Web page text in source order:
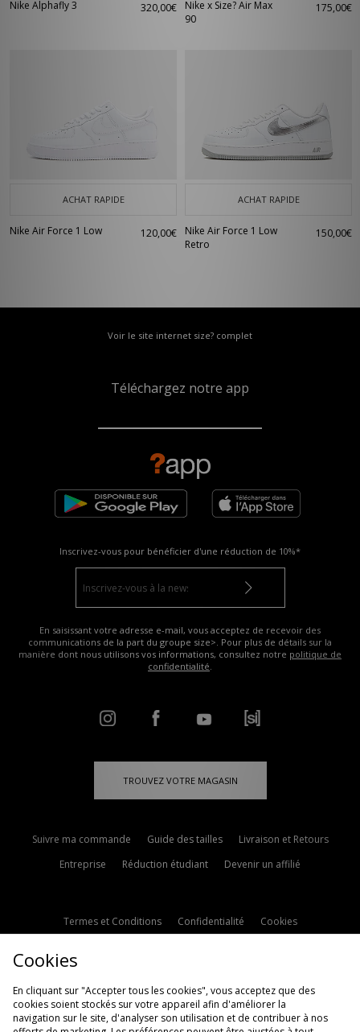
Nike Alphafly 3 320,00€
Nike x Size? Air Max
90
175,00€
ACHAT RAPIDE
Nike Air Force 1 Low 120,00€
ACHAT RAPIDE
Nike Air Force 1 Low
Retro
150,00€
Voir le site internet size? complet
Téléchargez notre app
Inscrivez-vous pour bénéficier d'une réduction de 10%*
En saisissant votre adresse e-mail, vous acceptez de recevoir des
communications de la part du groupe size>. Pour plus de détails sur la
manière dont nous utilisons vos informations, consultez notre politique de
confidentialité.
TROUVEZ VOTRE MAGASIN
Suivre ma commande Guide des tailles
Livraison et Retours
Entreprise
Réduction étudiant Devenir un affilié
Termes et Conditions Confidentialité
Cookies
Politique d'avis en ligne
Cookies
En cliquant sur "Accepter tous les cookies", vous acceptez que des
cookies soient stockés sur votre appareil afin d'améliorer la
navigation sur le site, d'analyser son utilisation et de contribuer à nos